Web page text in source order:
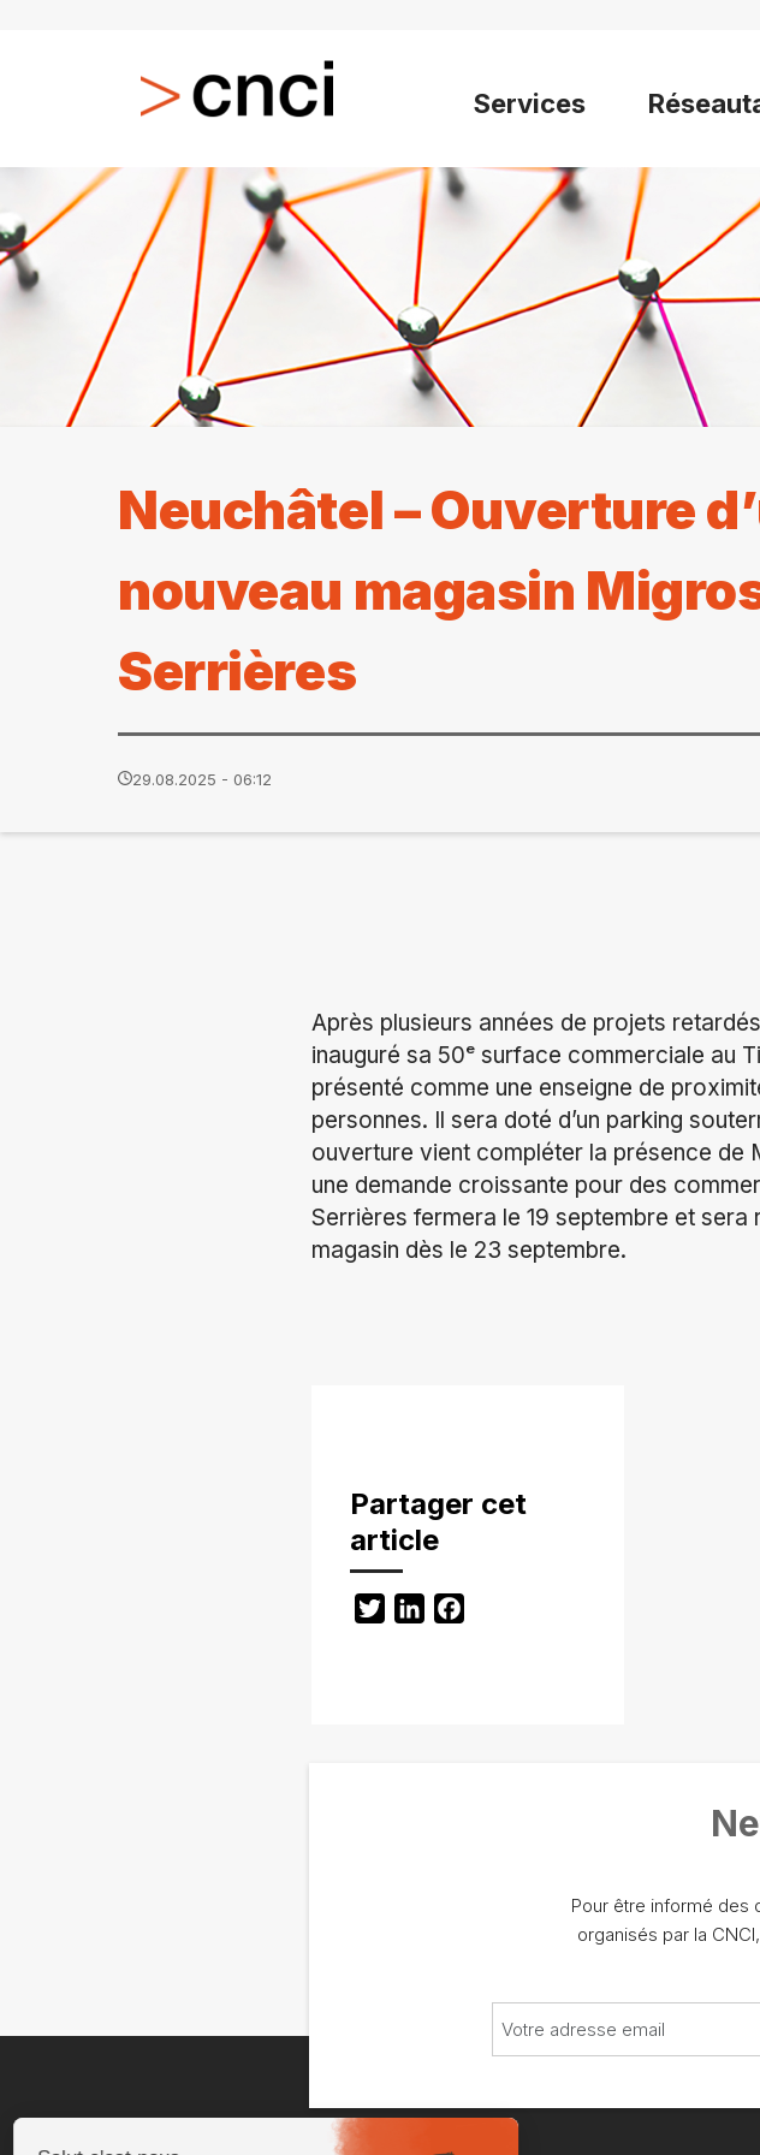
Services
Neuchâtel – Ouverture
nouveau magasin
Serrières
29.08.2025 - 06:12
Après plusieurs années de projets
inauguré sa 50ᵉ surface commerciale au
présenté comme une enseigne de
personnes. Il sera doté d’un parking
ouverture vient compléter la présence de
une demande croissante pour des
Serrières fermera le 19 septembre et
magasin dès le 23 septembre.
Partager cet
article
TwitterLinkedIn
Pour être informé des
organisés par la